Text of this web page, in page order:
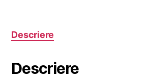
Descriere
Descriere